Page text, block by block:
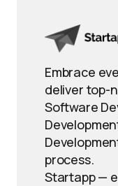
Embrace
deliver top-
Software
process.
Startapp —